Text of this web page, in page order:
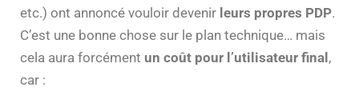
etc.) ont annoncé vouloir devenir leurs propres PDP.
C’est une bonne chose sur le plan technique… mais
cela aura forcément un coût pour l’utilisateur final ,
car :